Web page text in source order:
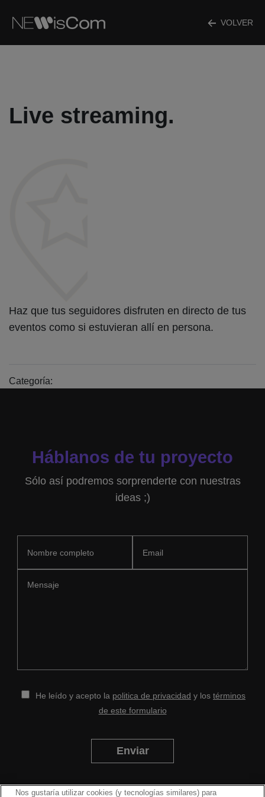
VOLVER
Live streaming.
Haz que tus seguidores disfruten en directo de tus
eventos como si estuvieran allí en persona.
Categoría:
Háblanos de tu proyecto
Sólo así podremos sorprenderte con nuestras
ideas ;)
He leído y acepto la politica de privacidad y los términos
de este formulario
Enviar
Nos gustaría utilizar cookies (y tecnologías similares) para